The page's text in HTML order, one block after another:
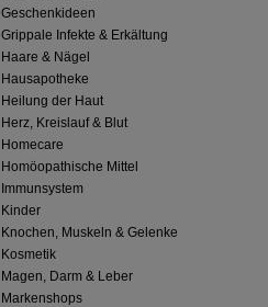
Geschenkideen
Grippale Infekte & Erkältung
Haare & Nägel
Hausapotheke
Heilung der Haut
Herz, Kreislauf & Blut
Homecare
Homöopathische Mittel
Immunsystem
Kinder
Knochen, Muskeln & Gelenke
Kosmetik
Magen, Darm & Leber
Markenshops